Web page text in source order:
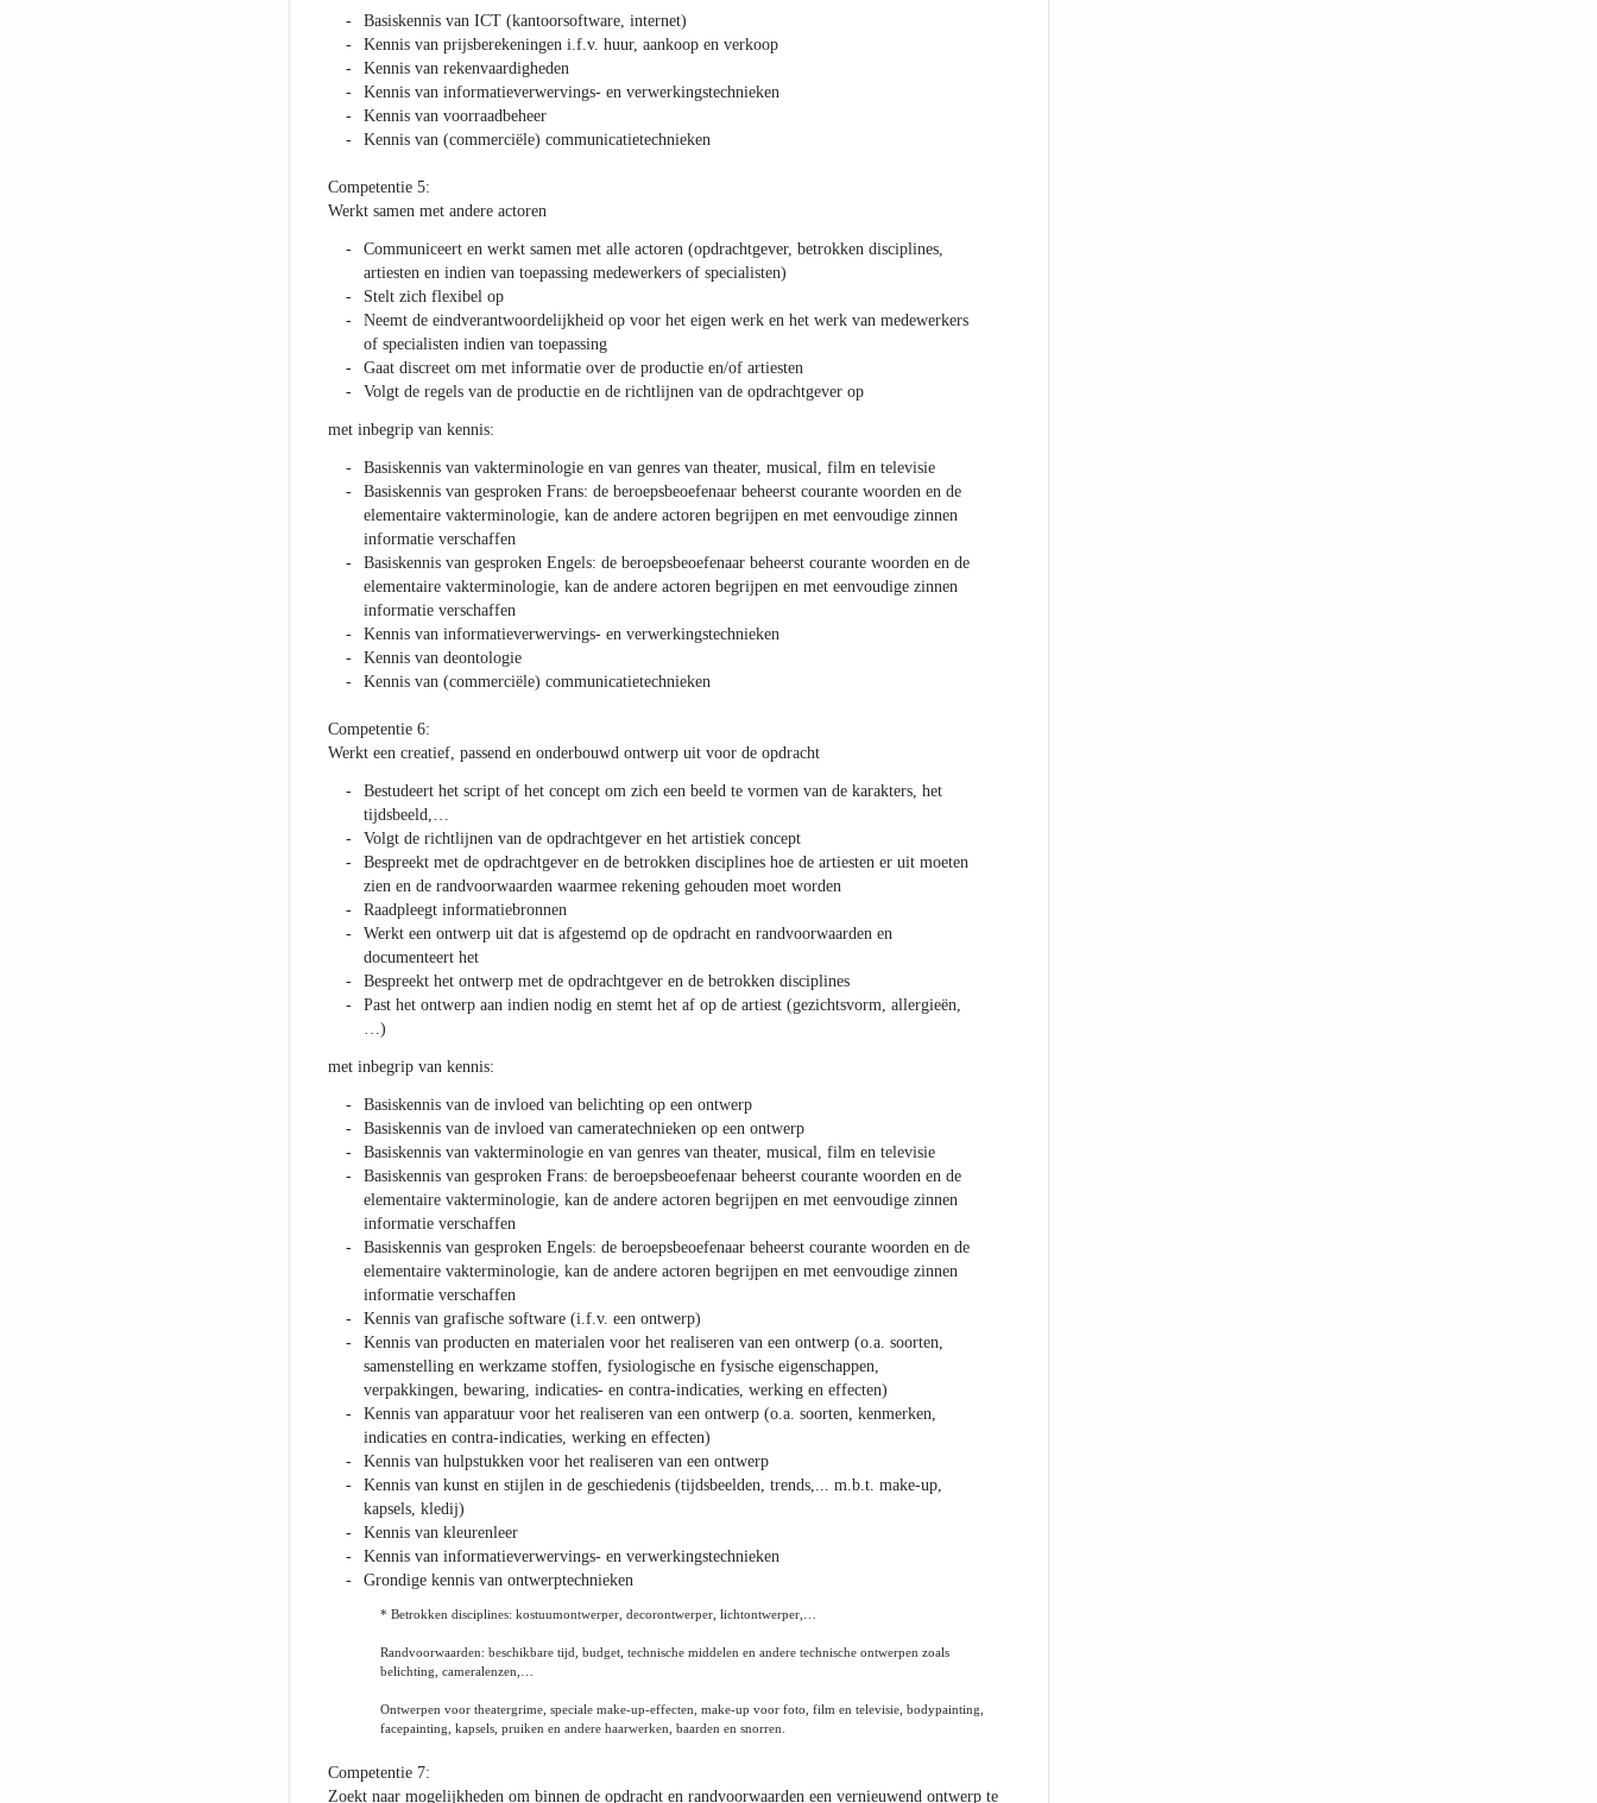
Basiskennis van ICT (kantoorsoftware, internet)
Kennis van prijsberekeningen i.f.v. huur, aankoop en verkoop
Kennis van rekenvaardigheden
Kennis van informatieverwervings- en verwerkingstechnieken
Kennis van voorraadbeheer
Kennis van (commerciële) communicatietechnieken
Competentie 5:
Werkt samen met andere actoren
Communiceert en werkt samen met alle actoren (opdrachtgever, betrokken disciplines,
artiesten en indien van toepassing medewerkers of specialisten)
Stelt zich flexibel op
Neemt de eindverantwoordelijkheid op voor het eigen werk en het werk van medewerkers
of specialisten indien van toepassing
Gaat discreet om met informatie over de productie en/of artiesten
Volgt de regels van de productie en de richtlijnen van de opdrachtgever op
met inbegrip van kennis:
Basiskennis van vakterminologie en van genres van theater, musical, film en televisie
Basiskennis van gesproken Frans: de beroepsbeoefenaar beheerst courante woorden en de
elementaire vakterminologie, kan de andere actoren begrijpen en met eenvoudige zinnen
informatie verschaffen
Basiskennis van gesproken Engels: de beroepsbeoefenaar beheerst courante woorden en de
elementaire vakterminologie, kan de andere actoren begrijpen en met eenvoudige zinnen
informatie verschaffen
Kennis van informatieverwervings- en verwerkingstechnieken
Kennis van deontologie
Kennis van (commerciële) communicatietechnieken
Competentie 6:
Werkt een creatief, passend en onderbouwd ontwerp uit voor de opdracht
Bestudeert het script of het concept om zich een beeld te vormen van de karakters, het
tijdsbeeld,…
Volgt de richtlijnen van de opdrachtgever en het artistiek concept
Bespreekt met de opdrachtgever en de betrokken disciplines hoe de artiesten er uit moeten
zien en de randvoorwaarden waarmee rekening gehouden moet worden
Raadpleegt informatiebronnen
Werkt een ontwerp uit dat is afgestemd op de opdracht en randvoorwaarden en
documenteert het
Bespreekt het ontwerp met de opdrachtgever en de betrokken disciplines
Past het ontwerp aan indien nodig en stemt het af op de artiest (gezichtsvorm, allergieën,
…)
met inbegrip van kennis:
Basiskennis van de invloed van belichting op een ontwerp
Basiskennis van de invloed van cameratechnieken op een ontwerp
Basiskennis van vakterminologie en van genres van theater, musical, film en televisie
Basiskennis van gesproken Frans: de beroepsbeoefenaar beheerst courante woorden en de
elementaire vakterminologie, kan de andere actoren begrijpen en met eenvoudige zinnen
informatie verschaffen
Basiskennis van gesproken Engels: de beroepsbeoefenaar beheerst courante woorden en de
elementaire vakterminologie, kan de andere actoren begrijpen en met eenvoudige zinnen
informatie verschaffen
Kennis van grafische software (i.f.v. een ontwerp)
Kennis van producten en materialen voor het realiseren van een ontwerp (o.a. soorten,
samenstelling en werkzame stoffen, fysiologische en fysische eigenschappen,
verpakkingen, bewaring, indicaties- en contra-indicaties, werking en effecten)
Kennis van apparatuur voor het realiseren van een ontwerp (o.a. soorten, kenmerken,
indicaties en contra-indicaties, werking en effecten)
Kennis van hulpstukken voor het realiseren van een ontwerp
Kennis van kunst en stijlen in de geschiedenis (tijdsbeelden, trends,... m.b.t. make-up,
kapsels, kledij)
Kennis van kleurenleer
Kennis van informatieverwervings- en verwerkingstechnieken
Grondige kennis van ontwerptechnieken
* Betrokken disciplines: kostuumontwerper, decorontwerper, lichtontwerper,…
Randvoorwaarden: beschikbare tijd, budget, technische middelen en andere technische ontwerpen zoals
belichting, cameralenzen,…
Ontwerpen voor theatergrime, speciale make-up-effecten, make-up voor foto, film en televisie, bodypainting,
facepainting, kapsels, pruiken en andere haarwerken, baarden en snorren.
Competentie 7:
Zoekt naar mogelijkheden om binnen de opdracht en randvoorwaarden een vernieuwend ontwerp te